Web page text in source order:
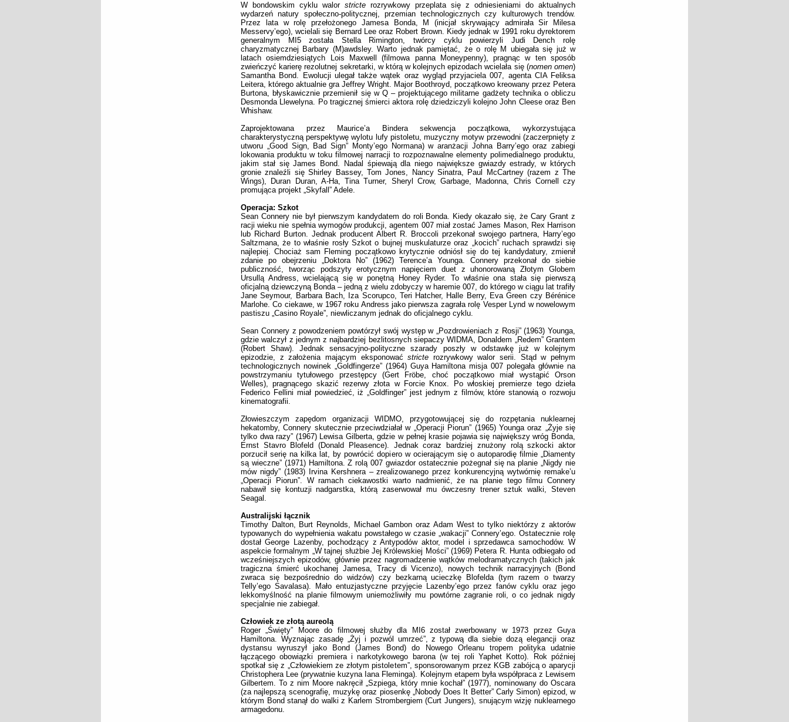
W bondowskim cyklu walor stricte rozrywkowy przeplata się z odniesieniami do aktualnych
wydarzeń natury społeczno-politycznej, przemian technologicznych czy kulturowych trendów.
Przez lata w rolę przełożonego Jamesa Bonda, M (inicjał skrywający admirała Sir Milesa
Messervy’ego), wcielali się Bernard Lee oraz Robert Brown. Kiedy jednak w 1991 roku dyrektorem
generalnym MI5 została Stella Rimington, twórcy cyklu powierzyli Judi Dench rolę
charyzmatycznej Barbary (M)awdsley. Warto jednak pamiętać, że o rolę M ubiegała się już w
latach osiemdziesiątych Lois Maxwell (filmowa panna Moneypenny), pragnąc w ten sposób
zwieńczyć karierę rezolutnej sekretarki, w którą w kolejnych epizodach wcielała się (nomen omen)
Samantha Bond. Ewolucji ulegał także wątek oraz wygląd przyjaciela 007, agenta CIA Feliksa
Leitera, którego aktualnie gra Jeffrey Wright. Major Boothroyd, początkowo kreowany przez Petera
Burtona, błyskawicznie przemienił się w Q – projektującego militarne gadżety technika o obliczu
Desmonda Llewelyna. Po tragicznej śmierci aktora rolę dziedziczyli kolejno John Cleese oraz Ben
Whishaw.
Zaprojektowana przez Maurice’a Bindera sekwencja początkowa, wykorzystująca
charakterystyczną perspektywę wylotu lufy pistoletu, muzyczny motyw przewodni (zaczerpnięty z
utworu „Good Sign, Bad Sign” Monty’ego Normana) w aranżacji Johna Barry’ego oraz zabiegi
lokowania produktu w toku filmowej narracji to rozpoznawalne elementy polimedialnego produktu,
jakim stał się James Bond. Nadal śpiewają dla niego największe gwiazdy estrady, w których
gronie znaleźli się Shirley Bassey, Tom Jones, Nancy Sinatra, Paul McCartney (razem z The
Wings), Duran Duran, A-Ha, Tina Turner, Sheryl Crow, Garbage, Madonna, Chris Cornell czy
promująca projekt „Skyfall” Adele.
Operacja: Szkot
Sean Connery nie był pierwszym kandydatem do roli Bonda. Kiedy okazało się, że Cary Grant z
racji wieku nie spełnia wymogów produkcji, agentem 007 miał zostać James Mason, Rex Harrison
lub Richard Burton. Jednak producent Albert R. Broccoli przekonał swojego partnera, Harry’ego
Saltzmana, że to właśnie rosły Szkot o bujnej muskulaturze oraz „kocich” ruchach sprawdzi się
najlepiej. Chociaż sam Fleming początkowo krytycznie odniósł się do tej kandydatury, zmienił
zdanie po obejrzeniu „Doktora No” (1962) Terence’a Younga. Connery przekonał do siebie
publiczność, tworząc podszyty erotycznym napięciem duet z uhonorowaną Złotym Globem
Ursullą Andress, wcielającą się w ponętną Honey Ryder. To właśnie ona stała się pierwszą
oficjalną dziewczyną Bonda – jedną z wielu zdobyczy w haremie 007, do którego w ciągu lat trafiły
Jane Seymour, Barbara Bach, Iza Scorupco, Teri Hatcher, Halle Berry, Eva Green czy Bérénice
Marlohe. Co ciekawe, w 1967 roku Andress jako pierwsza zagrała rolę Vesper Lynd w nowelowym
pastiszu „Casino Royale”, niewliczanym jednak do oficjalnego cyklu.
Sean Connery z powodzeniem powtórzył swój występ w „Pozdrowieniach z Rosji” (1963) Younga,
gdzie walczył z jednym z najbardziej bezlitosnych siepaczy WIDMA, Donaldem „Redem” Grantem
(Robert Shaw). Jednak sensacyjno-polityczne szarady poszły w odstawkę już w kolejnym
epizodzie, z założenia mającym eksponowaćstricte rozrywkowy walor serii. Stąd w pełnym
technologicznych nowinek „Goldfingerze” (1964) Guya Hamiltona misja 007 polegała głównie na
powstrzymaniu tytułowego przestępcy (Gert Fröbe, choć początkowo miał wystąpić Orson
Welles), pragnącego skazić rezerwy złota w Forcie Knox. Po włoskiej premierze tego dzieła
Federico Fellini miał powiedzieć, iż „Goldfinger” jest jednym z filmów, które stanowią o rozwoju
kinematografii.
Złowieszczym zapędom organizacji WIDMO, przygotowującej się do rozpętania nuklearnej
hekatomby, Connery skutecznie przeciwdziałał w „Operacji Piorun” (1965) Younga oraz „Żyje się
tylko dwa razy” (1967) Lewisa Gilberta, gdzie w pełnej krasie pojawia się największy wróg Bonda,
Ernst Stavro Blofeld (Donald Pleasence). Jednak coraz bardziej znużony rolą szkocki aktor
porzucił serię na kilka lat, by powrócić dopiero w ocierającym się o autoparodię filmie „Diamenty
są wieczne” (1971) Hamiltona. Z rolą 007 gwiazdor ostatecznie pożegnał się na planie „Nigdy nie
mów nigdy” (1983) Irvina Kershnera – zrealizowanego przez konkurencyjną wytwórnię remake’u
„Operacji Piorun”. W ramach ciekawostki warto nadmienić, że na planie tego filmu Connery
nabawił się kontuzji nadgarstka, którą zaserwował mu ówczesny trener sztuk walki, Steven
Seagal.
Australijski łącznik
Timothy Dalton, Burt Reynolds, Michael Gambon oraz Adam West to tylko niektórzy z aktorów
typowanych do wypełnienia wakatu powstałego w czasie „wakacji” Connery’ego. Ostatecznie rolę
dostał George Lazenby, pochodzący z Antypodów aktor, model i sprzedawca samochodów. W
aspekcie formalnym „W tajnej służbie Jej Królewskiej Mości” (1969) Petera R. Hunta odbiegało od
wcześniejszych epizodów, głównie przez nagromadzenie wątków melodramatycznych (takich jak
tragiczna śmierć ukochanej Jamesa, Tracy di Vicenzo), nowych technik narracyjnych (Bond
zwraca się bezpośrednio do widzów) czy bezkarną ucieczkę Blofelda (tym razem o twarzy
Telly’ego Savalasa). Mało entuzjastyczne przyjęcie Lazenby’ego przez fanów cyklu oraz jego
lekkomyślność na planie filmowym uniemożliwiły mu powtórne zagranie roli, o co jednak nigdy
specjalnie nie zabiegał.
Człowiek ze złotą aureolą
Roger „Święty” Moore do filmowej służby dla MI6 został zwerbowany w 1973 przez Guya
Hamiltona. Wyznając zasadę „Żyj i pozwól umrzeć”, z typową dla siebie dozą elegancji oraz
dystansu wyruszył jako Bond (James Bond) do Nowego Orleanu tropem polityka udatnie
łączącego obowiązki premiera i narkotykowego barona (w tej roli Yaphet Kotto). Rok później
spotkał się z „Człowiekiem ze złotym pistoletem”, sponsorowanym przez KGB zabójcą o aparycji
Christophera Lee (prywatnie kuzyna Iana Fleminga). Kolejnym etapem była współpraca z Lewisem
Gilbertem. To z nim Moore nakręcił „Szpiega, który mnie kochał” (1977), nominowany do Oscara
(za najlepszą scenografię, muzykę oraz piosenkę „Nobody Does It Better” Carly Simon) epizod, w
którym Bond stanął do walki z Karlem Strombergiem (Curt Jungers), snującym wizję nuklearnego
armagedonu.